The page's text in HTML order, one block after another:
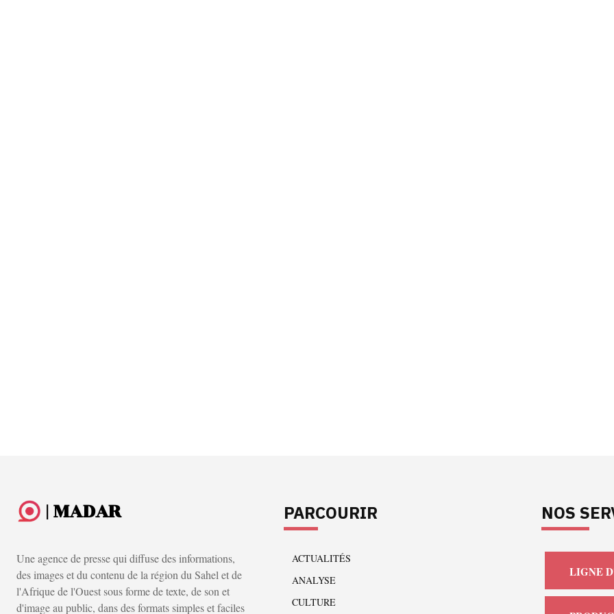
| MADAR
Une agence de presse qui diffuse des informations,
des images et du contenu de la région du Sahel et de
l'Afrique de l'Ouest sous forme de texte, de son et
d'image au public, dans des formats simples et faciles
PARCOURIR
ACTUALITÉS
ANALYSE
CULTURE
NOS
LIGNE